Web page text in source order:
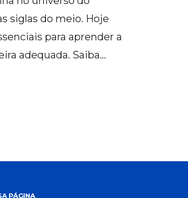
siglas do meio. Hoje
para aprender a
adequada. Saiba…
PÁGINA